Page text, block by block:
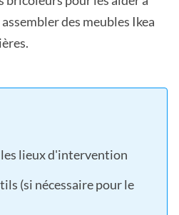
des meubles Ikea
lieux d'intervention
(si nécessaire pour le